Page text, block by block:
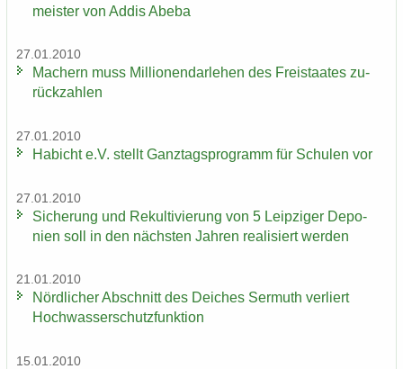
meis­ter von Addis Abeba
27.01.2010
Ma­chern muss Mil­lio­nen­dar­le­hen des Frei­staa­tes zu­
rück­zah­len
27.01.2010
Ha­bicht e.V. stellt Ganz­tags­pro­gramm für Schu­len vor
27.01.2010
Si­che­rung und Re­kul­ti­vie­rung von 5 Leip­zi­ger De­po­
nien soll in den nächs­ten Jah­ren rea­li­siert wer­den
21.01.2010
Nörd­li­cher Ab­schnitt des Dei­ches Ser­muth ver­liert
Hoch­was­ser­schutz­funk­ti­on
15.01.2010